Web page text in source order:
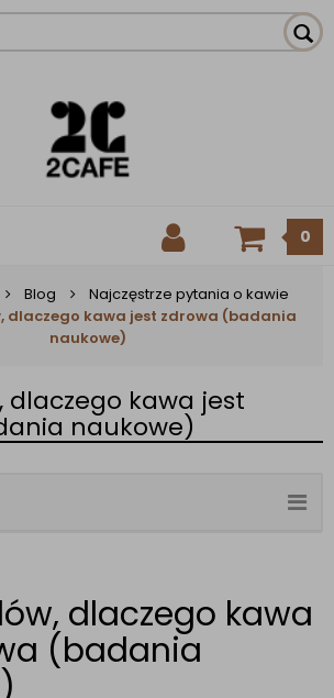
0
Blog
Najczęstrze pytania o kawie
dlaczego kawa jest zdrowa (badania
naukowe)
dlaczego kawa jest
naukowe)
dlaczego kawa
(badania